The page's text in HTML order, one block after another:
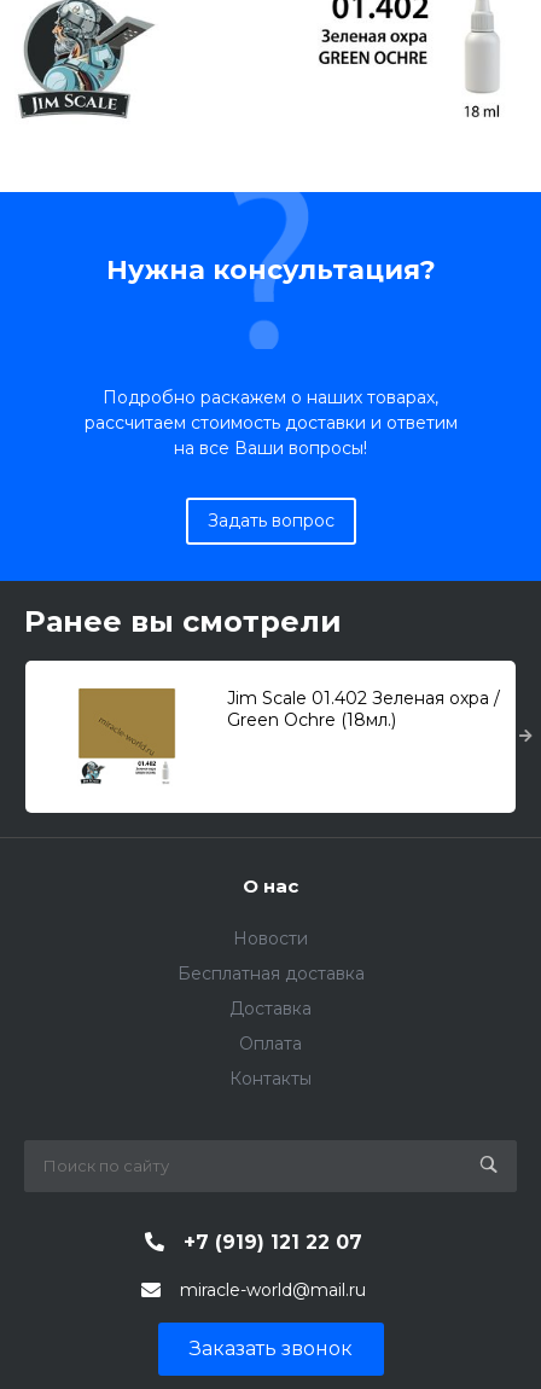
Нужна консультация?
Подробно раскажем о наших товарах,
рассчитаем стоимость доставки и ответим
на все Ваши вопросы!
Задать вопрос
Ранее вы смотрели
Jim Scale 01.402 Зеленая охра /
Green Ochre (18мл.)
О нас
Новости
Бесплатная доставка
Доставка
Оплата
Контакты
+7 (919) 121 22 07
miracle-world@mail.ru
Заказать звонок